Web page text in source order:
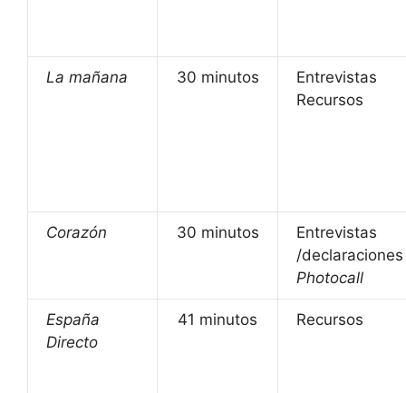
La mañana 30 minutos
Entrevistas
Recursos
Corazón 30 minutos
Entrevistas
/declaraciones
Photocall
España
Directo
41 minutos Recursos